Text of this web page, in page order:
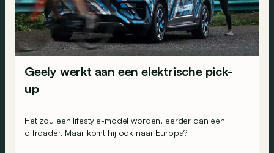
Geely werkt aan een elektrische pick-
up
Het zou een lifestyle-model worden, eerder dan een
offroader. Maar komt hij ook naar Europa?